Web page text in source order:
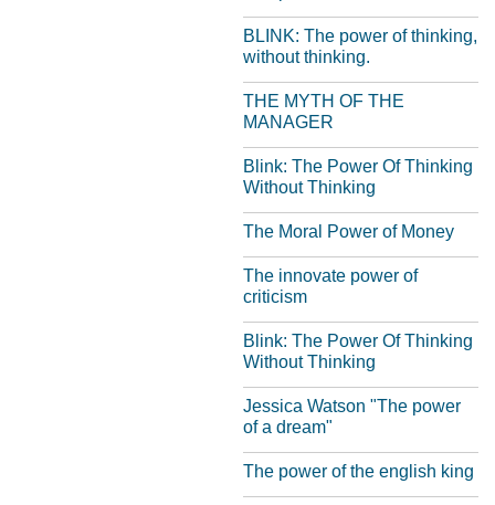
BLINK: The power of thinking,
without thinking.
THE MYTH OF THE
MANAGER
Blink: The Power Of Thinking
Without Thinking
The Moral Power of Money
The innovate power of
criticism
Blink: The Power Of Thinking
Without Thinking
Jessica Watson "The power
of a dream"
The power of the english king